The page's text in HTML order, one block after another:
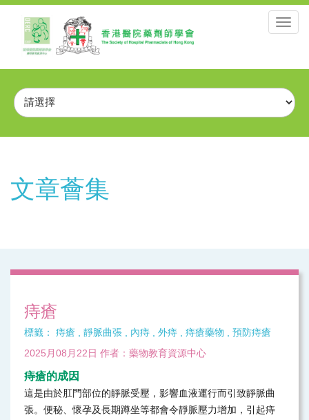
文章薈集
痔瘡
標籤： 痔瘡 靜脈曲張 內痔 外痔 痔瘡藥物
預防痔瘡
2025月08月22日 作者：藥物教育資源中心
痔瘡的成因
這是由於肛門部位的靜脈受壓，影響血液運行而引致靜脈曲
張。便秘、懷孕及長期蹲坐等都會令靜脈壓力增加，引起痔